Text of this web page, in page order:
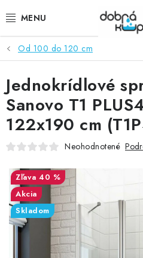
na
SPRCHOVÉ KÚTY
SPRCHOVÉ DVERE
BATÉRIE
VANE
KÚPEĽŇOVÝ NÁBYTOK
DOPLNKY
Od 100 do 120 cm
Jednokrídlové
Sanovo T1
122x190 cm
Neohodnotené
40 %
Akcia
Skladom